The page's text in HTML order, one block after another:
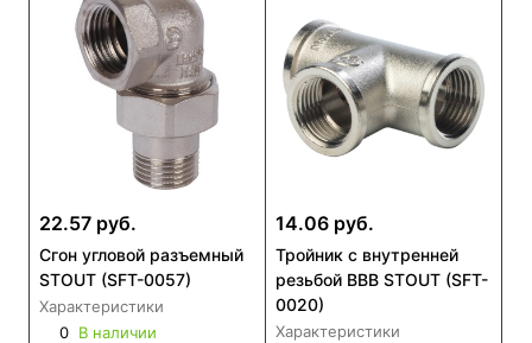
22.57 руб.
Сгон угловой разъемный
STOUT (SFT-0057)
Характеристики
0 В наличии
14.06 руб.
Тройник с внутренней
резьбой ВВВ STOUT (SFT-
0020)
Характеристики